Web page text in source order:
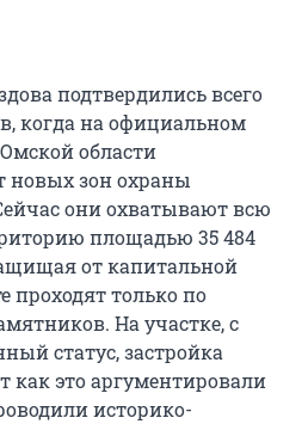
подтвердились всего
когда на официальном
области
новых зон охраны
они охватывают всю
площадью 35 484
от капитальной
проходят только по
На участке, с
статус, застройка
как это аргументировали
историко-